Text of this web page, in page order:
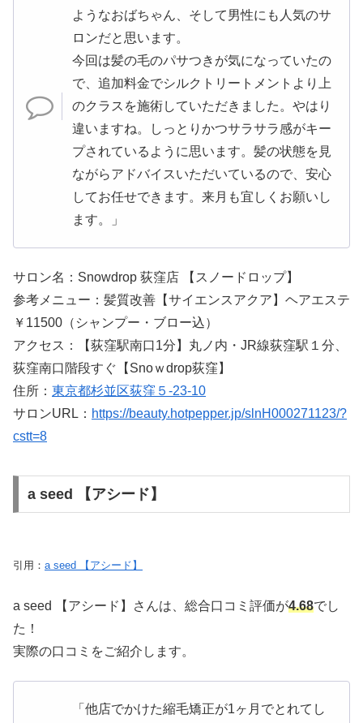
ようなおばちゃん、そして男性にも人気のサ
ロンだと思います。
今回は髪の毛のパサつきが気になっていたの
で、追加料金でシルクトリートメントより上
のクラスを施術していただきました。やはり
違いますね。しっとりかつサラサラ感がキー
プされているように思います。髪の状態を見
ながらアドバイスいただいているので、安心
してお任せできます。来月も宜しくお願いし
ます。」
サロン名：Snowdrop 荻窪店 【スノードロップ】
参考メニュー：髪質改善【サイエンスアクア】ヘアエステ
￥11500（シャンプー・ブロー込）
アクセス：【荻窪駅南口1分】丸ノ内・JR線荻窪駅１分、
荻窪南口階段すぐ【Snoｗdrop荻窪】
住所： 東京都杉並区荻窪５-23-10
サロンURL： https://beauty.hotpepper.jp/slnH000271123/?
cstt=8
a seed 【アシード】
引用： a seed 【アシード】
a seed 【アシード】さんは、総合口コミ評価が4.68でし
た！
実際の口コミをご紹介します。
「他店でかけた縮毛矯正が1ヶ月でとれてし